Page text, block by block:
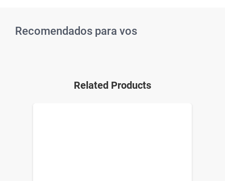
Recomendados para vos
Related Products